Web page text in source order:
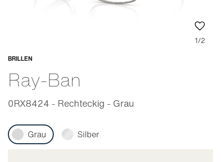
1/2
BRILLEN
Ray-Ban
0RX8424 - Rechteckig - Grau
Anpassbar
Grau Silber